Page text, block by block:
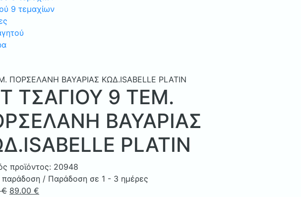
9 τεμαχίων
ΠΟΡΣΕΛΑΝΗ ΒΑΥΑΡΙΑΣ ΚΩΔ.ISABELLE PLATIN
ΤΣΑΓΙΟΥ 9 ΤΕΜ.
ΒΑΥΑΡΙΑΣ
PLATIN
προϊόντος: 20948
/ Παράδοση σε 1 - 3 ημέρες
€ Original
89.00 €